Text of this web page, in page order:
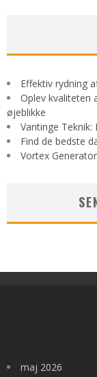
Effektiv rydning
Oplev kvaliteten
øjeblikke
Vantinge
Find de bedste
Vortex
maj 2026